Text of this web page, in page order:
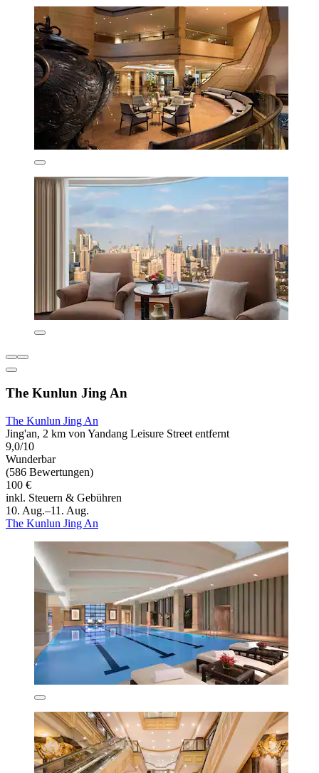
The Kunlun Jing An
The Kunlun Jing An
Jing'an, 2 km von Yandang Leisure Street entfernt
9,0/10
Wunderbar
(586 Bewertungen)
100 €
inkl. Steuern & Gebühren
10. Aug.–11. Aug.
The Kunlun Jing An